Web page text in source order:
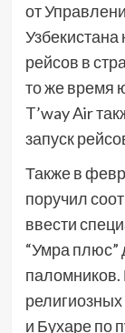
от
рейсов в
то же время
T’way Air
запуск
Также в
поручил
ввести
“Умра плюс”
паломников.
и Бухаре по